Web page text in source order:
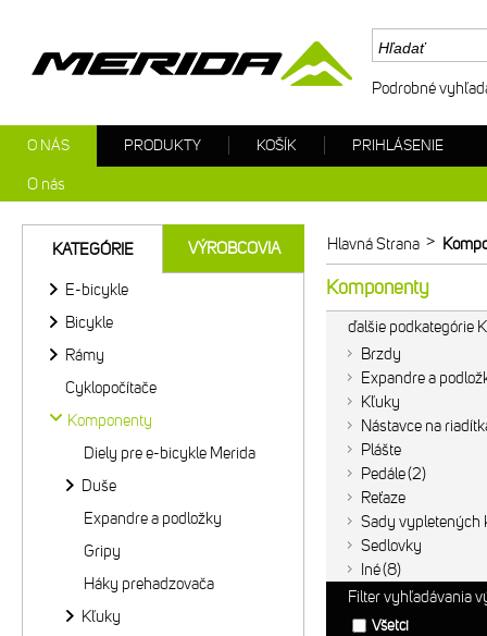
Hlavná Strana >
Komponenty
ďalšie podkategórie
Brzdy
Expandre a
Kľuky
Nástavce na
Plášte
Pedále 2
Reťaze
Sady vypletených
Sedlovky
Iné 8
Filter vyhľadávania
Všetci
KATEGÓRIE VÝROBCOVIA
E-bicykle
Bicykle
Rámy
Cyklopočítače
Komponenty
Diely pre e-bicykle Merida
Duše
Expandre a podložky
Gripy
Háky prehadzovača
Kľuky
Podrobné
O NÁS
O nás
PRODUKTY KOŠÍK PRIHLÁSENIE